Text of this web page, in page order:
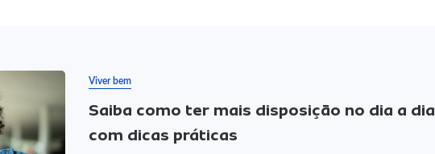
Viver bem
Saiba como ter mais disposição no dia a dia
com dicas práticas